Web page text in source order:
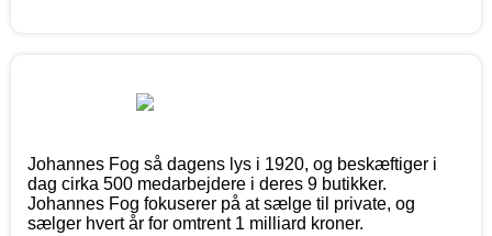
Johannes Fog så dagens lys i 1920, og beskæftiger i
dag cirka 500 medarbejdere i deres 9 butikker.
Johannes Fog fokuserer på at sælge til private, og
sælger hvert år for omtrent 1 milliard kroner.